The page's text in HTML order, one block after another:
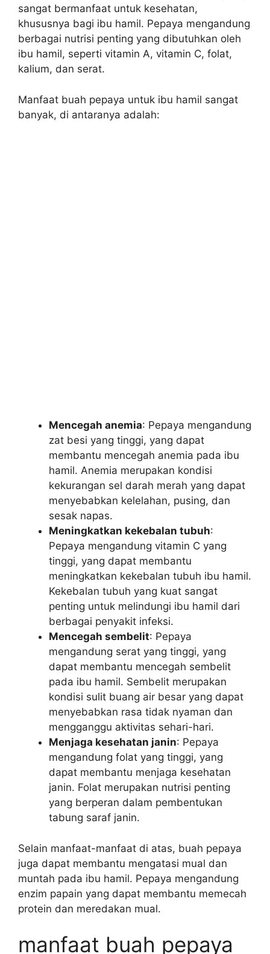
sangat bermanfaat untuk kesehatan,
khususnya bagi ibu hamil. Pepaya mengandung
berbagai nutrisi penting yang dibutuhkan oleh
ibu hamil, seperti vitamin A, vitamin C, folat,
kalium, dan serat.
Manfaat buah pepaya untuk ibu hamil sangat
banyak, di antaranya adalah:
Mencegah anemia: Pepaya mengandung
zat besi yang tinggi, yang dapat
membantu mencegah anemia pada ibu
hamil. Anemia merupakan kondisi
kekurangan sel darah merah yang dapat
menyebabkan kelelahan, pusing, dan
sesak napas.
Meningkatkan kekebalan tubuh:
Pepaya mengandung vitamin C yang
tinggi, yang dapat membantu
meningkatkan kekebalan tubuh ibu hamil.
Kekebalan tubuh yang kuat sangat
penting untuk melindungi ibu hamil dari
berbagai penyakit infeksi.
Mencegah sembelit: Pepaya
mengandung serat yang tinggi, yang
dapat membantu mencegah sembelit
pada ibu hamil. Sembelit merupakan
kondisi sulit buang air besar yang dapat
menyebabkan rasa tidak nyaman dan
mengganggu aktivitas sehari-hari.
Menjaga kesehatan janin: Pepaya
mengandung folat yang tinggi, yang
dapat membantu menjaga kesehatan
janin. Folat merupakan nutrisi penting
yang berperan dalam pembentukan
tabung saraf janin.
Selain manfaat-manfaat di atas, buah pepaya
juga dapat membantu mengatasi mual dan
muntah pada ibu hamil. Pepaya mengandung
enzim papain yang dapat membantu memecah
protein dan meredakan mual.
manfaat buah pepaya